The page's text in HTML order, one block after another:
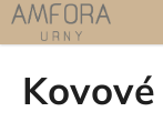
Prejsť
na
obsah
K
o